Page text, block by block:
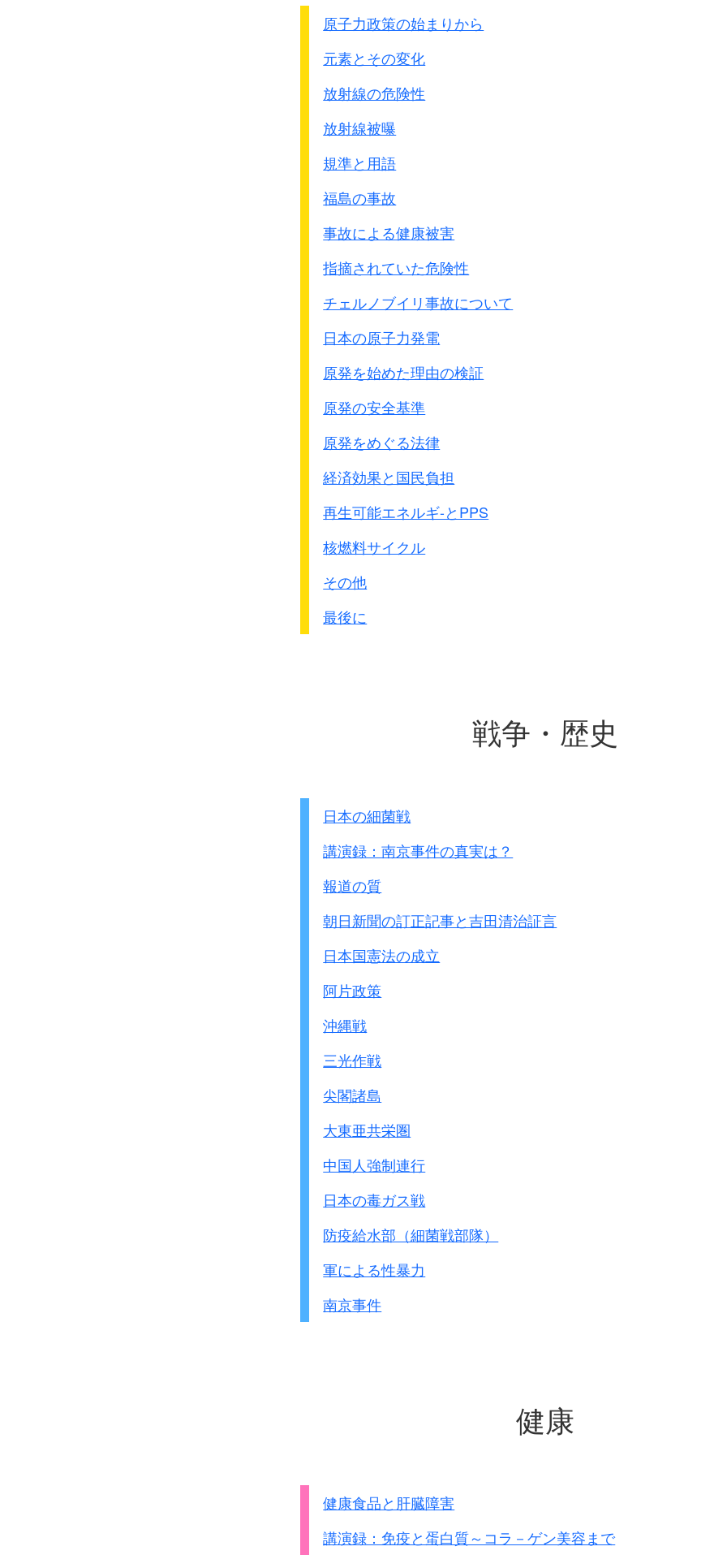
原子力政策の始まりから
元素とその変化
放射線の危険性
放射線被曝
規準と用語
福島の事故
事故による健康被害
指摘されていた危険性
チェルノブイリ事故について
日本の原子力発電
原発を始めた理由の検証
原発の安全基準
原発をめぐる法律
経済効果と国民負担
再生可能エネルギ-とPPS
核燃料サイクル
その他
最後に
戦争・歴史
日本の細菌戦
講演録：南京事件の真実は？
報道の質
朝日新聞の訂正記事と吉田清治証言
日本国憲法の成立
阿片政策
沖縄戦
三光作戦
尖閣諸島
大東亜共栄圏
中国人強制連行
日本の毒ガス戦
防疫給水部（細菌戦部隊）
軍による性暴力
南京事件
健康
健康食品と肝臓障害
講演録：免疫と蛋白質～コラ－ゲン美容まで